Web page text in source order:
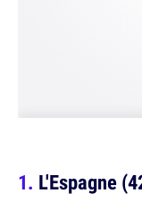
L'Espagne